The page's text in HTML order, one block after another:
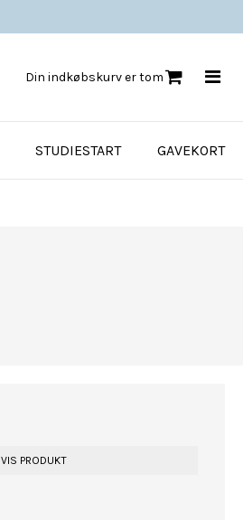
Din indkøbskurv er tom
STUDIESTART GAVEKORT
VIS PRODUKT